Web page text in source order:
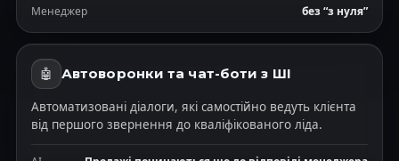
Менеджер без “з нуля”
🤖 Автоворонки та чат-боти з ШІ
Автоматизовані діалоги, які самостійно ведуть клієнта
від першого звернення до кваліфікованого ліда.